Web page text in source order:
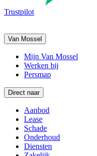
Trustpilot
Van Mossel
Mijn Van Mossel
Werken bij
Persmap
Direct naar
Aanbod
Lease
Schade
Onderhoud
Diensten